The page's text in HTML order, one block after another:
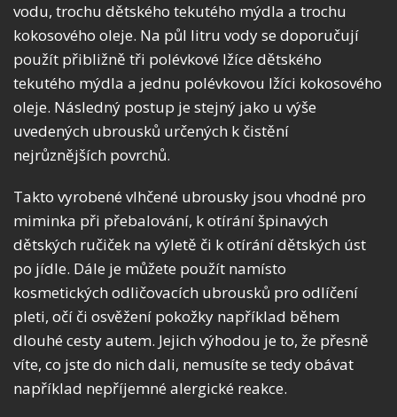
vodu, trochu dětského tekutého mýdla a trochu
kokosového oleje. Na půl litru vody se doporučují
použít přibližně tři polévkové lžíce dětského
tekutého mýdla a jednu polévkovou lžíci kokosového
oleje. Následný postup je stejný jako u výše
uvedených ubrousků určených k čistění
nejrůznějších povrchů.
Takto vyrobené vlhčené ubrousky jsou vhodné pro
miminka při přebalování, k otírání špinavých
dětských ručiček na výletě či k otírání dětských úst
po jídle. Dále je můžete použít namísto
kosmetických odličovacích ubrousků pro odlíčení
pleti, očí či osvěžení pokožky například během
dlouhé cesty autem. Jejich výhodou je to, že přesně
víte, co jste do nich dali, nemusíte se tedy obávat
například nepříjemné alergické reakce.